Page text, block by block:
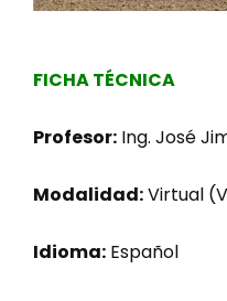
FICHA TÉCNICA
Profesor: Ing. José
Modalidad:Virtual
Idioma: Español